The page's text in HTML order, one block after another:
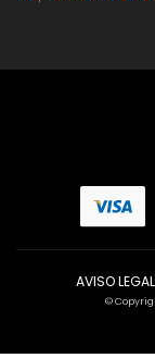
AVISO LEGAL
©